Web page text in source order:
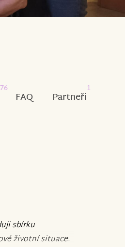
FAQ Partneři
1
sbírku
životní situace.